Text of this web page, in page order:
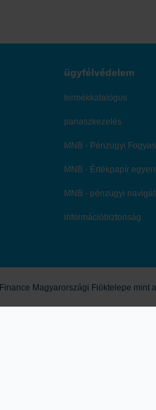
ügyfélvédelem
termékkatalógus
panaszkezelés
MNB - Pénzügyi
MNB - Értékpapír
MNB - pénzügyi
információbiztonság
Magyarországi Fióktelepe